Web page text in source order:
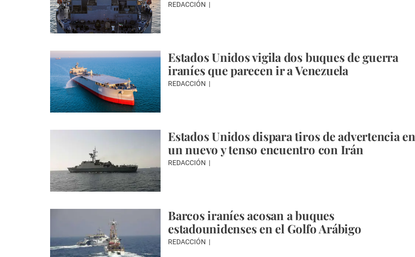
REDACCIÓN
Estados Unidos vigila dos buques de guerra
iraníes que parecen ir a Venezuela
REDACCIÓN
Estados Unidos dispara tiros de advertencia en
un nuevo y tenso encuentro con Irán
REDACCIÓN
Barcos iraníes acosan a buques
estadounidenses en el Golfo Arábigo
REDACCIÓN